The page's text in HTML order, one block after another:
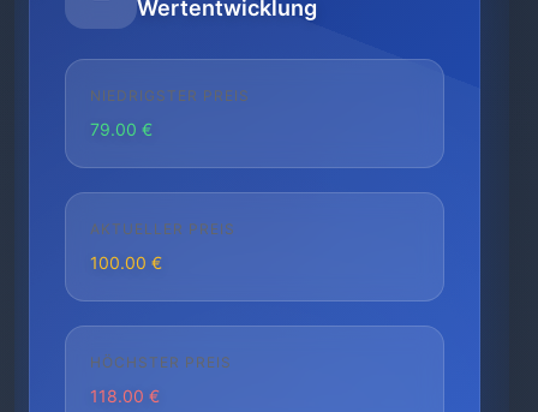
Wertentwicklung
NIEDRIGSTER PREIS
79.00 €
AKTUELLER PREIS
100.00 €
HÖCHSTER PREIS
118.00 €